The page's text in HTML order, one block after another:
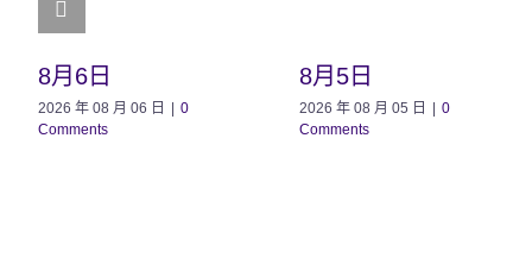
8月6日
2026 年 08 月 06 日
0
Comments
8月5日
2026 年 08 月 05 日
0
Comments